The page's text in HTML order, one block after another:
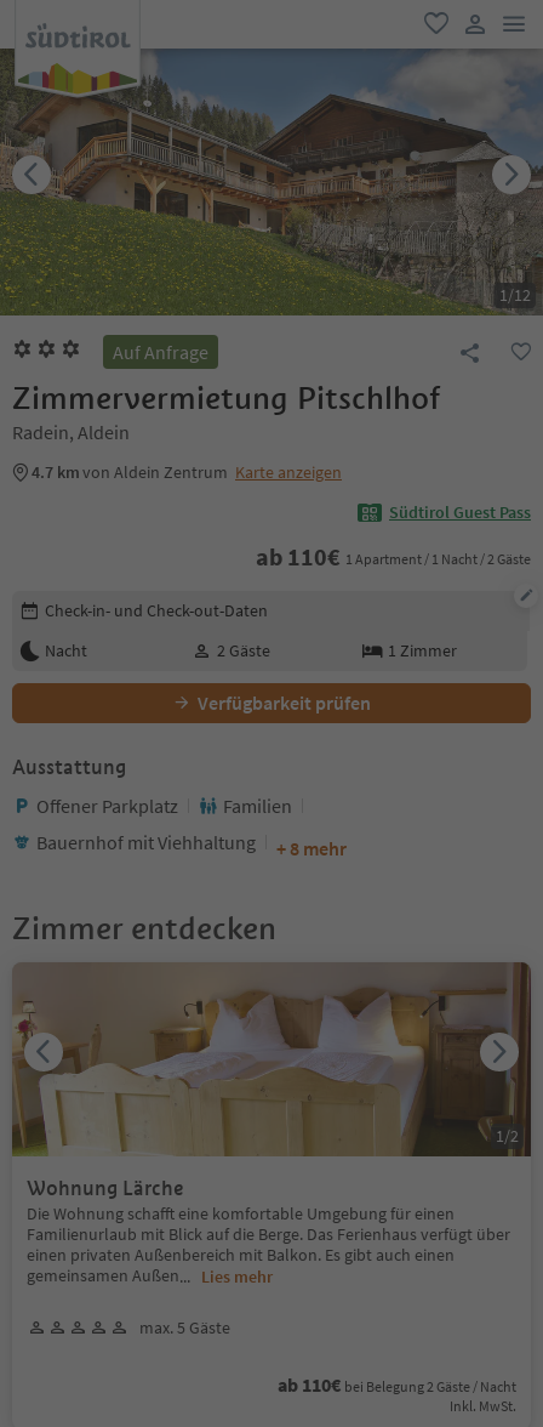
favorit
user link
1/12
Auf Anfrage
Zimmervermietung Pitschlhof
Radein, Aldein
4.7 kmvon Aldein Zentrum Karte anzeigen
Südtirol Guest Pass
ab 110€ 1 Apartment / 1 Nacht / 2 Gäste
Buchungsdetails bearbeiten
Check-in- und Check-out-Daten
Nacht
2 Gäste 1 Zimmer
Verfügbarkeit prüfen
Ausstattung
Offener Parkplatz
Familien
Bauernhof mit Viehhaltung
+ 8 mehr
Zimmer entdecken
Wohnung Lärche
Die Wohnung schafft eine komfortable Umgebung für einen
Familienurlaub mit Blick auf die Berge. Das Ferienhaus verfügt über
einen privaten Außenbereich mit Balkon. Es gibt auch einen
gemeinsamen Außen... Lies mehr
max. 5 Gäste
ab 110€ bei Belegung 2 Gäste / Nacht
Inkl. MwSt.
1 /2